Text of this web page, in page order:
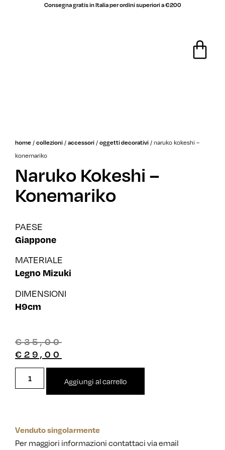
Consegna gratis in Italia per ordini superiori a €200
home / collezioni / accessori / oggetti decorativi / naruko kokeshi –
konemariko
Naruko Kokeshi –
Konemariko
PAESE
Giappone
MATERIALE
Legno Mizuki
DIMENSIONI
H9cm
€35,00
€ 29,00
Aggiungi al carrello
Venduto singolarmente
Per maggiori informazioni contattaci via email